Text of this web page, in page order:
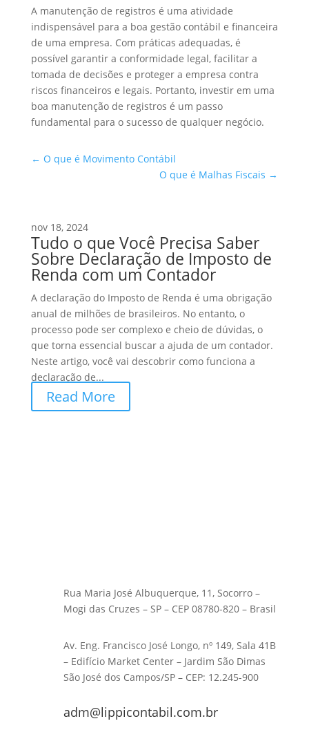
A manutenção de registros é uma atividade
indispensável para a boa gestão contábil e financeira
de uma empresa. Com práticas adequadas, é
possível garantir a conformidade legal, facilitar a
tomada de decisões e proteger a empresa contra
riscos financeiros e legais. Portanto, investir em uma
boa manutenção de registros é um passo
fundamental para o sucesso de qualquer negócio.
← O que é Movimento Contábil
O que é Malhas Fiscais →
nov 18, 2024
Tudo o que Você Precisa Saber
Sobre Declaração de Imposto de
Renda com um Contador
A declaração do Imposto de Renda é uma obrigação
anual de milhões de brasileiros. No entanto, o
processo pode ser complexo e cheio de dúvidas, o
que torna essencial buscar a ajuda de um contador.
Neste artigo, você vai descobrir como funciona a
declaração de...
Read More
Rua Maria José Albuquerque, 11, Socorro –
Mogi das Cruzes – SP – CEP 08780-820 – Brasil
Av. Eng. Francisco José Longo, nº 149, Sala 41B
– Edifício Market Center – Jardim São Dimas
São José dos Campos/SP – CEP: 12.245-900
adm@lippicontabil.com.br